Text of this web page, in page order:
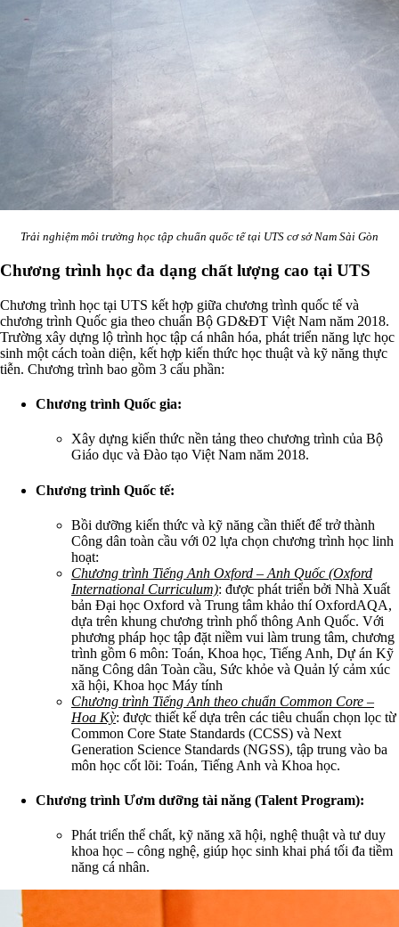
Trải nghiệm môi trường học tập chuẩn quốc tế tại UTS cơ sở Nam Sài Gòn
Chương trình học đa dạng chất lượng cao tại UTS
Chương trình học tại UTS kết hợp giữa chương trình quốc tế và
chương trình Quốc gia theo chuẩn Bộ GD&ĐT Việt Nam năm 2018.
Trường xây dựng lộ trình học tập cá nhân hóa, phát triển năng lực học
sinh một cách toàn diện, kết hợp kiến thức học thuật và kỹ năng thực
tiễn. Chương trình bao gồm 3 cấu phần:
Chương trình Quốc gia:
Xây dựng kiến thức nền tảng theo chương trình của Bộ
Giáo dục và Đào tạo Việt Nam năm 2018.
Chương trình Quốc tế:
Bồi dưỡng kiến thức và kỹ năng cần thiết để trở thành
Công dân toàn cầu với 02 lựa chọn chương trình học linh
hoạt:
Chương trình Tiếng Anh Oxford – Anh Quốc (Oxford
International Curriculum): được phát triển bởi Nhà Xuất
bản Đại học Oxford và Trung tâm khảo thí OxfordAQA,
dựa trên khung chương trình phổ thông Anh Quốc. Với
phương pháp học tập đặt niềm vui làm trung tâm, chương
trình gồm 6 môn: Toán, Khoa học, Tiếng Anh, Dự án Kỹ
năng Công dân Toàn cầu, Sức khỏe và Quản lý cảm xúc
xã hội, Khoa học Máy tính
Chương trình Tiếng Anh theo chuẩn Common Core –
Hoa Kỳ: được thiết kế dựa trên các tiêu chuẩn chọn lọc từ
Common Core State Standards (CCSS) và Next
Generation Science Standards (NGSS), tập trung vào ba
môn học cốt lõi: Toán, Tiếng Anh và Khoa học.
Chương trình Ươm dưỡng tài năng (Talent Program):
Phát triển thể chất, kỹ năng xã hội, nghệ thuật và tư duy
khoa học – công nghệ, giúp học sinh khai phá tối đa tiềm
năng cá nhân.